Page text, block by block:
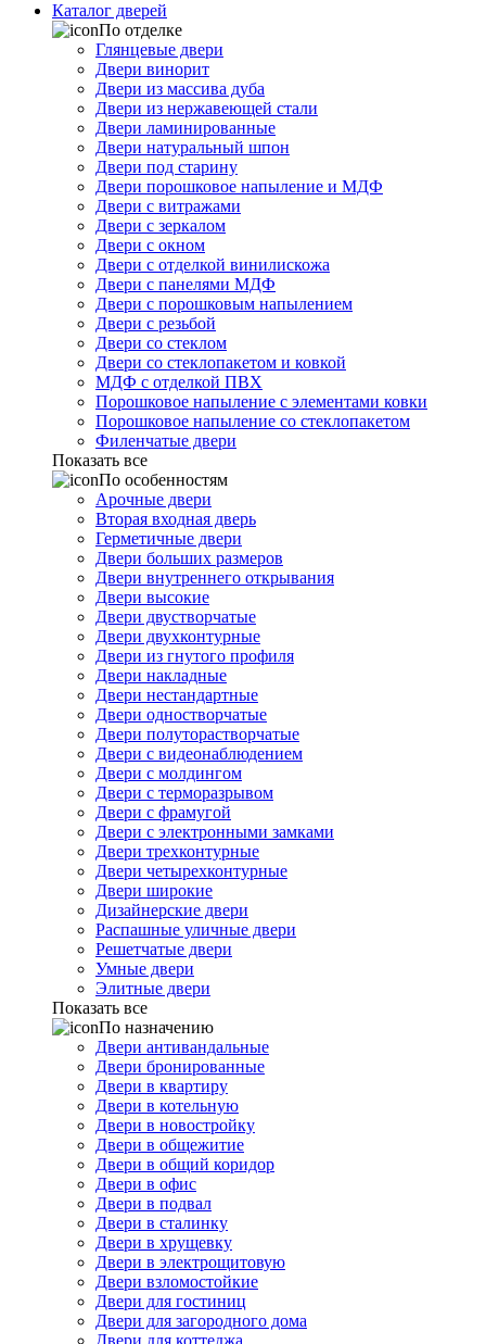
Каталог дверей
По отделке
Глянцевые двери
Двери винорит
Двери из массива дуба
Двери из нержавеющей стали
Двери ламинированные
Двери натуральный шпон
Двери под старину
Двери порошковое напыление и МДФ
Двери с витражами
Двери с зеркалом
Двери с окном
Двери с отделкой винилискожа
Двери с панелями МДФ
Двери с порошковым напылением
Двери с резьбой
Двери со стеклом
Двери со стеклопакетом и ковкой
МДФ с отделкой ПВХ
Порошковое напыление с элементами ковки
Порошковое напыление со стеклопакетом
Филенчатые двери
Показать все
По особенностям
Арочные двери
Вторая входная дверь
Герметичные двери
Двери больших размеров
Двери внутреннего открывания
Двери высокие
Двери двустворчатые
Двери двухконтурные
Двери из гнутого профиля
Двери накладные
Двери нестандартные
Двери одностворчатые
Двери полуторастворчатые
Двери с видеонаблюдением
Двери с молдингом
Двери с терморазрывом
Двери с фрамугой
Двери с электронными замками
Двери трехконтурные
Двери четырехконтурные
Двери широкие
Дизайнерские двери
Распашные уличные двери
Решетчатые двери
Умные двери
Элитные двери
Показать все
По назначению
Двери антивандальные
Двери бронированные
Двери в квартиру
Двери в котельную
Двери в новостройку
Двери в общежитие
Двери в общий коридор
Двери в офис
Двери в подвал
Двери в сталинку
Двери в хрущевку
Двери в электрощитовую
Двери взломостойкие
Двери для гостиниц
Двери для загородного дома
Двери для коттеджа